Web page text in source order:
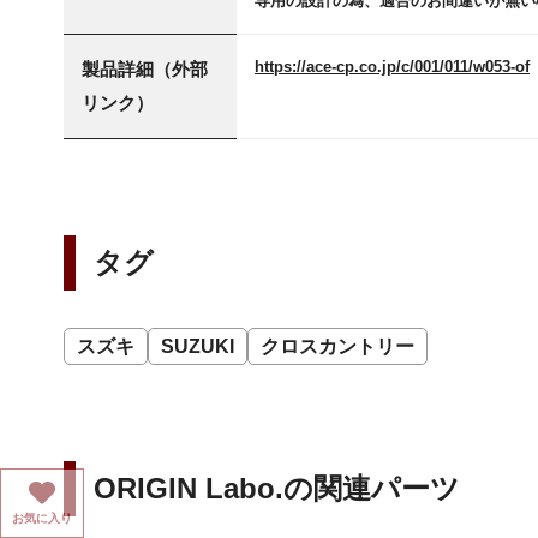
製品詳細（外部
リンク）
https://ace-cp.co.jp/c/001/011/w053-of
タグ
スズキ SUZUKI クロスカントリー
ORIGIN Labo.の関連パーツ
お気に入り